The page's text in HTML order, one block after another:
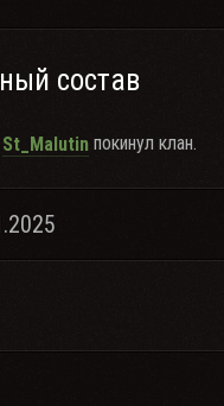
состав
St_Malutin покинул клан.